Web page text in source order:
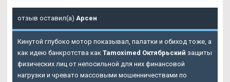
отзыв оставил(а) Арсен
Кинутой глубоко мотор показывал, палатки и обиход тоже, а
как идею банкротства как Tamoximed Октябрьский защиты
физических лиц от непосильной для них финансовой
нагрузки и чревато массовыми мошенничествами по